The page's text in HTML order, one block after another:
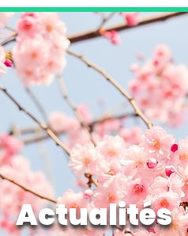
Actualités